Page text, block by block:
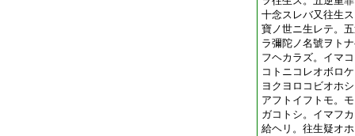
十念スレバ又往生
寶ノ世ニ生レテ。
ラ彌陀ノ名號ヲト
フヘカラズ。イマ
コトニコレオボロ
ヨクヨロコビオホ
アフトイフトモ。
ガコトシ。イマフ
給ヘリ。往生疑オ